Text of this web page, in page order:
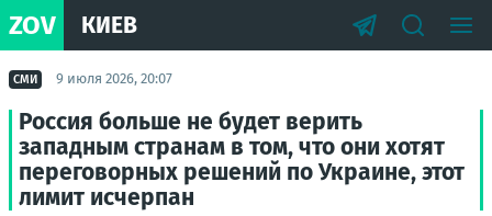
ZOV КИЕВ
СМИ 9 июля 2026, 20:07
Россия больше не будет верить
западным странам в том, что они хотят
переговорных решений по Украине, этот
лимит исчерпан